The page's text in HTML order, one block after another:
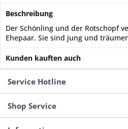
Beschreibung
Der Schönling und der Rotschopf
Ehepaar. Sie sind jung und
Kunden kauften auch
Service Hotline
Shop Service